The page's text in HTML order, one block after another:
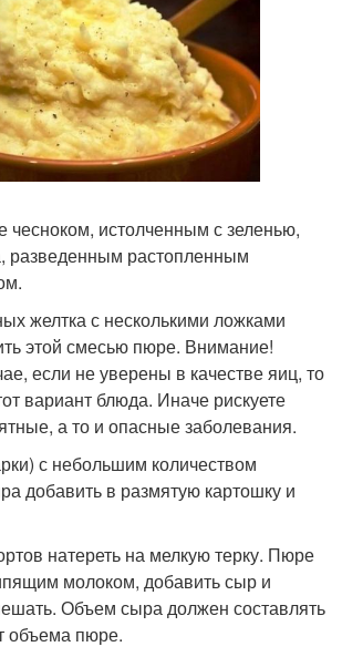
чесноком, истолченным с зеленью,
разведенным растопленным
желтка с несколькими ложками
этой смесью пюре. Внимание!
если не уверены в качестве яиц, то
вариант блюда. Иначе рискуете
а то и опасные заболевания.
с небольшим количеством
добавить в размятую картошку и
натереть на мелкую терку. Пюре
молоком, добавить сыр и
Объем сыра должен составлять
объема пюре.